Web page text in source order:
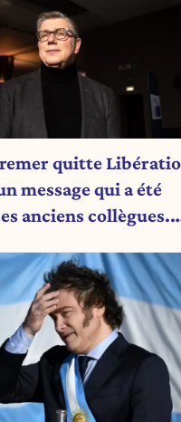
quitte
message qui a été
anciens collègues.